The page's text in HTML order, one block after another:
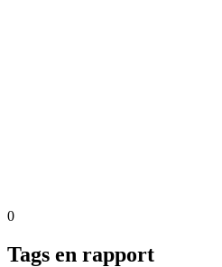
0
Tags en rapport